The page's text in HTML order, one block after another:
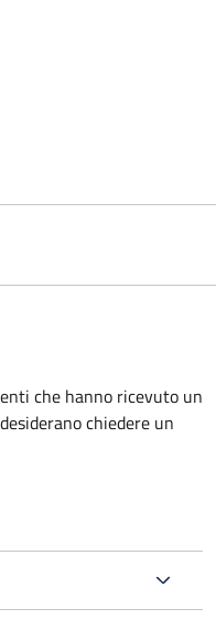
che hanno ricevuto un
chiedere un